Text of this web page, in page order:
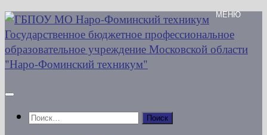
Перейти
к
содержимому
Найти: